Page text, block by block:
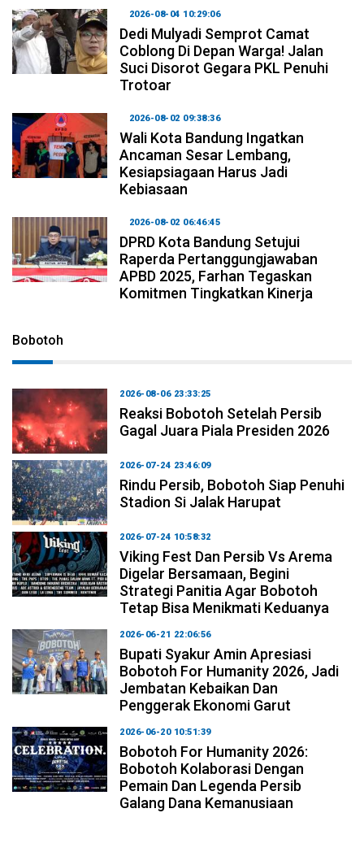
2026-08-04 10:29:06
Dedi Mulyadi Semprot Camat
Coblong Di Depan Warga! Jalan
Suci Disorot Gegara PKL Penuhi
Trotoar
2026-08-02 09:38:36
Wali Kota Bandung Ingatkan
Ancaman Sesar Lembang,
Kesiapsiagaan Harus Jadi
Kebiasaan
2026-08-02 06:46:45
DPRD Kota Bandung Setujui
Raperda Pertanggungjawaban
APBD 2025, Farhan Tegaskan
Komitmen Tingkatkan Kinerja
Bobotoh
2026-08-06 23:33:25
Reaksi Bobotoh Setelah Persib
Gagal Juara Piala Presiden 2026
2026-07-24 23:46:09
Rindu Persib, Bobotoh Siap Penuhi
Stadion Si Jalak Harupat
2026-07-24 10:58:32
Viking Fest Dan Persib Vs Arema
Digelar Bersamaan, Begini
Strategi Panitia Agar Bobotoh
Tetap Bisa Menikmati Keduanya
2026-06-21 22:06:56
Bupati Syakur Amin Apresiasi
Bobotoh For Humanity 2026, Jadi
Jembatan Kebaikan Dan
Penggerak Ekonomi Garut
2026-06-20 10:51:39
Bobotoh For Humanity 2026:
Bobotoh Kolaborasi Dengan
Pemain Dan Legenda Persib
Galang Dana Kemanusiaan